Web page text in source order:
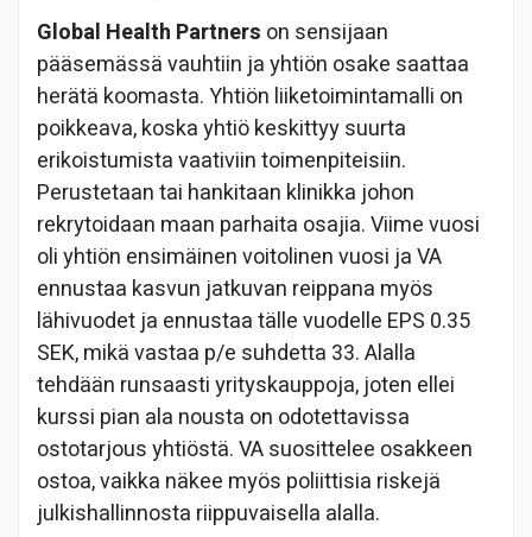
Global Health Partners on sensijaan
pääsemässä vauhtiin ja yhtiön osake saattaa
herätä koomasta. Yhtiön liiketoimintamalli on
poikkeava, koska yhtiö keskittyy suurta
erikoistumista vaativiin toimenpiteisiin.
Perustetaan tai hankitaan klinikka johon
rekrytoidaan maan parhaita osajia. Viime vuosi
oli yhtiön ensimäinen voitolinen vuosi ja VA
ennustaa kasvun jatkuvan reippana myös
lähivuodet ja ennustaa tälle vuodelle EPS 0.35
SEK, mikä vastaa p/e suhdetta 33. Alalla
tehdään runsaasti yrityskauppoja, joten ellei
kurssi pian ala nousta on odotettavissa
ostotarjous yhtiöstä. VA suosittelee osakkeen
ostoa, vaikka näkee myös poliittisia riskejä
julkishallinnosta riippuvaisella alalla.